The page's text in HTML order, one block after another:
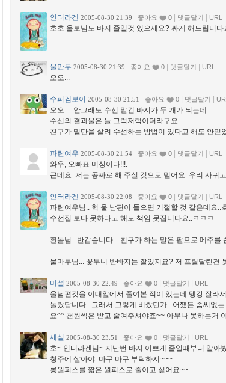
인터라겐 2005-08-30 21:39 좋아요 0 댓글달기 URL
호호 울보님도 바지 줄일것 있으세요? 싸게 해드립니다
물만두 2005-08-30 21:39 좋아요 0 댓글달기 URL
오오...
수퍼겜보이 2005-08-30 21:51 좋아요 0 댓글달기
오오.....안그래도 수선 맡긴 바지가 두 개가 되는데...
수선의 결과물은 늘 그럭저럭이더라구요.
친구가 밑단을 살려 수선하는 방법이 있다고 해도 안믿
파란여우 2005-08-30 21:54 좋아요 0 댓글달기 URL
와우, 오빠표 미싱이다!!!.
근데요. 저는 공짜로 해 주실 것으로 믿어요. 우리 사귀
인터라겐 2005-08-30 22:08 좋아요 0 댓글달기 URL
파란여우님.. 헉 울 남편이 들으면 기절할 것 같은데요..
수선집 보다 못하다고 해도 책임 못집니다요..ㅋㅋㅋ
흰돌님.. 반갑습니다... 친구가 하는 말은 팥으로 메주를
물마두님... 꽃무니 반바지는 잘있지요? 저 프릴달린건
미설 2005-08-30 22:49 좋아요 0 댓글달기 URL
울남편것을 이대앞에서 줄여본 적이 있는데 댕강 잘라
놀랐답니다.. 그래서 그렇게 비쌌던가.. 어쨌든 솜씨없
요^^ 천원씩은 받고 줄여주셔야죠~~ 아무나 못하는거
세실 2005-08-30 23:51 좋아요 0 댓글달기 URL
호~ 인터라겐님~ 지난번 바지 이쁘게 줄일때부터 알아
청주에 살아야. 마구 마구 부탁하지~~~
롱원피스를 짧은 원피스로 줄이고 싶어요~~